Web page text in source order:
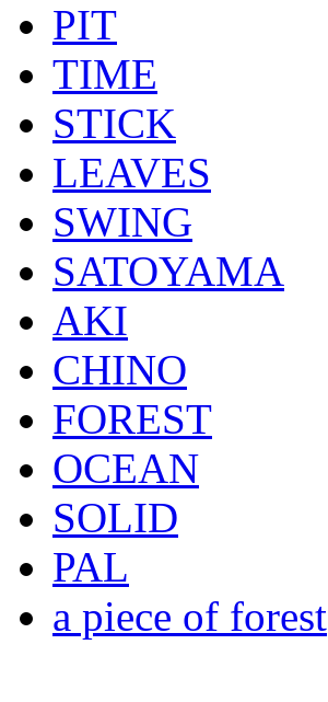
PIT
TIME
STICK
LEAVES
SWING
SATOYAMA
AKI
CHINO
FOREST
OCEAN
SOLID
PAL
a piece of forest